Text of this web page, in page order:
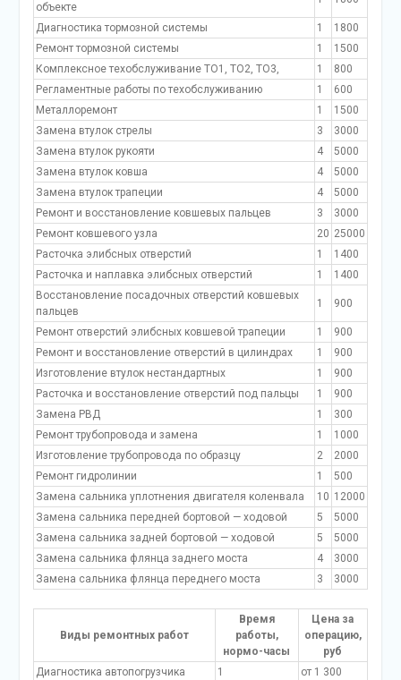
объекте
Диагностика тормозной системы 1
1800
Ремонт тормозной системы
1
1500
Комплексное техобслуживание ТО1, ТО2, ТО3,
1
800
Регламентные работы по техобслуживанию
1
600
Металлоремонт
1
1500
Замена втулок стрелы
3
3000
Замена втулок рукояти
4
5000
Замена втулок ковша
4
5000
Замена втулок трапеции
4
5000
Ремонт и восстановление ковшевых пальцев
3
3000
Ремонт ковшевого узла
20 25000
Расточка элибсных отверстий
1
1400
Расточка и наплавка элибсных отверстий
1
1400
Восстановление посадочных отверстий ковшевых
пальцев
1 900
Ремонт отверстий элибсных ковшевой трапеции 1
900
Ремонт и восстановление отверстий в цилиндрах
1
900
Изготовление втулок нестандартных
1
900
Расточка и восстановление отверстий под пальцы
1
900
Замена РВД
1
300
Ремонт трубопровода и замена
1
1000
Изготовление трубопровода по образцу
2
2000
Ремонт гидролинии
1
500
Замена сальника уплотнения двигателя коленвала
10 12000
Замена сальника передней бортовой — ходовой
5
5000
Замена сальника задней бортовой — ходовой
5
5000
Замена сальника флянца заднего моста
4
3000
Замена сальника флянца переднего моста
3 3000
Виды ремонтных работ
Время
работы,
нормо-часы
Цена за
операцию,
руб
Диагностика автопогрузчика
1
от 1 300